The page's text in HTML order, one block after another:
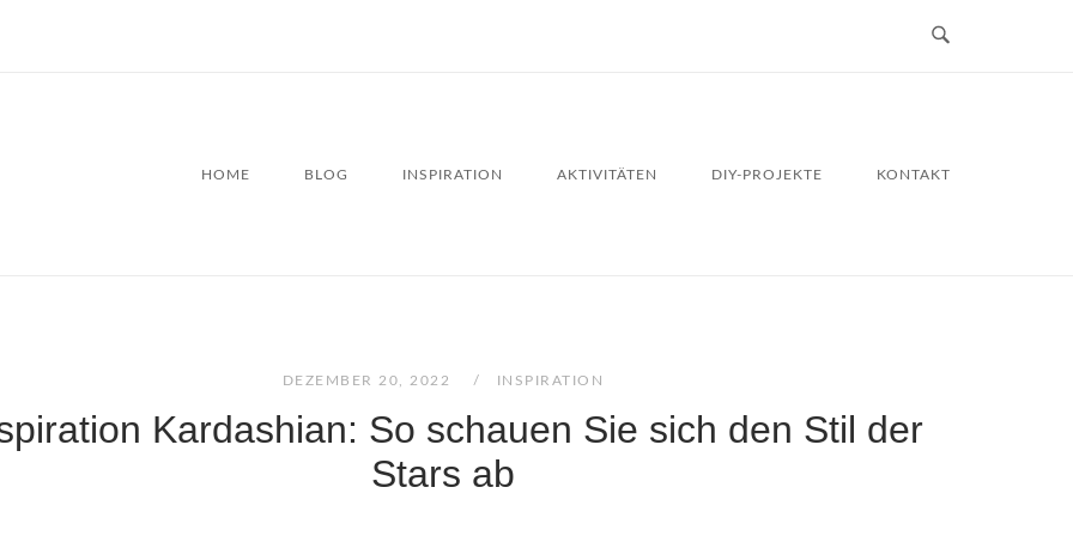
HOME BLOG INSPIRATION AKTIVITÄTEN DIY-PROJEKTE KONTAKT
DEZEMBER 20, 2022 INSPIRATION
Kardashian: So schauen Sie sich den Stil der
Stars ab